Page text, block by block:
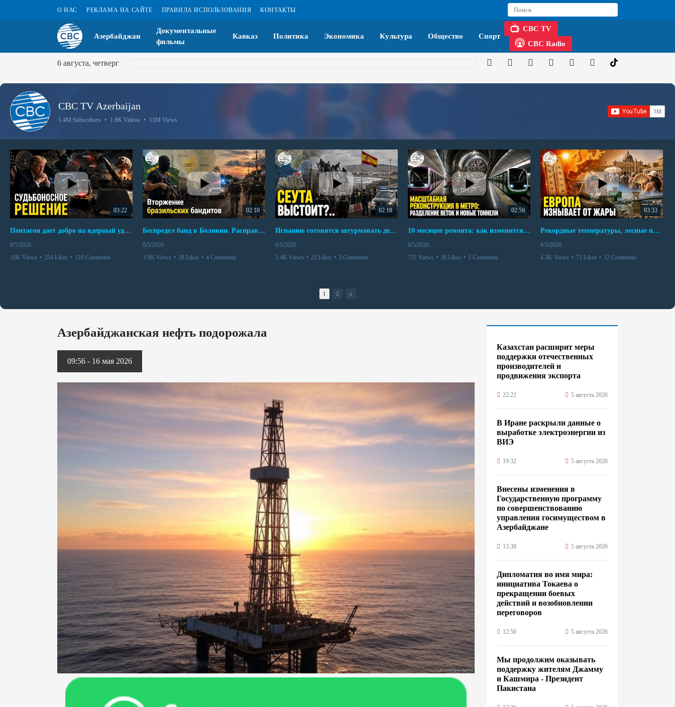
О НАС РЕКЛАМА НА САЙТЕ ПРАВИЛА ИСПОЛЬЗОВАНИЯ КОНТАКТЫ
Азербайджан
Документальные
фильмы
Кавказ Политика Экономика Культура Общество Спорт
CBC TV
CBC Radio
6 августа, четверг
CBC TV Azerbaijan
1.4M Subscribers • 1.8K Videos • 13M Views
03:22
Пентагон дает добро на ядерный удар по противникам США
8/5/2026
16K Views • 254 Likes • 110 Comments
02:10
Беспредел банд в Боливии. Расправы над наркоторговцами
8/5/2026
3.9K Views • 58 Likes • 4 Comments
02:18
Испанию готовятся штурмовать десятки тысяч марокканцев
8/5/2026
1.4K Views • 22 Likes • 3 Comments
02:59
10 месяцев ремонта: как изменится работа Бакинского метро с 15 августа
8/5/2026
751 Views • 30 Likes • 1 Comments
03:33
Рекордные температуры, лесные пожары и красный уровень опасности
8/5/2026
4.3K Views • 71 Likes • 12 Comments
1 2
Азербайджанская нефть подорожала
09:56 - 16 мая 2026
Казахстан расширит меры
поддержки отечественных
производителей и
продвижения экспорта
22:22 5 августа 2026
В Иране раскрыли данные о
выработке электроэнергии из
ВИЭ
19:32 5 августа 2026
Внесены изменения в
Государственную программу
по совершенствованию
управления госимуществом в
Азербайджане
13:38 5 августа 2026
Дипломатия во имя мира:
инициатива Токаева о
прекращении боевых
действий и возобновлении
переговоров
12:50 5 августа 2026
Мы продолжим оказывать
поддержку жителям Джамму
и Кашмира - Президент
Пакистана